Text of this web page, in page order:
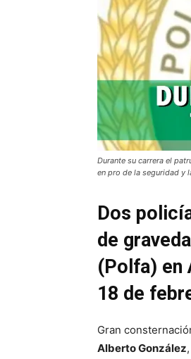
Durante su carrera el
en pro de la seguridad y
Dos
de
(Polfa) en
18 de
Gran
Alberto González